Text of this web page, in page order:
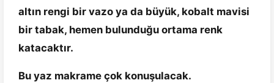
altın rengi bir vazo ya da büyük, kobalt mavisi
bir tabak, hemen bulunduğu ortama renk
katacaktır.
Bu yaz makrame çok konuşulacak.